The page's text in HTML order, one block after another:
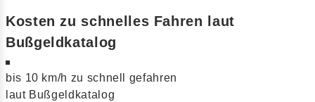
Kosten zu schnelles Fahren laut
Bußgeldkatalog
bis 10 km/h zu schnell gefahren
laut Bußgeldkatalog